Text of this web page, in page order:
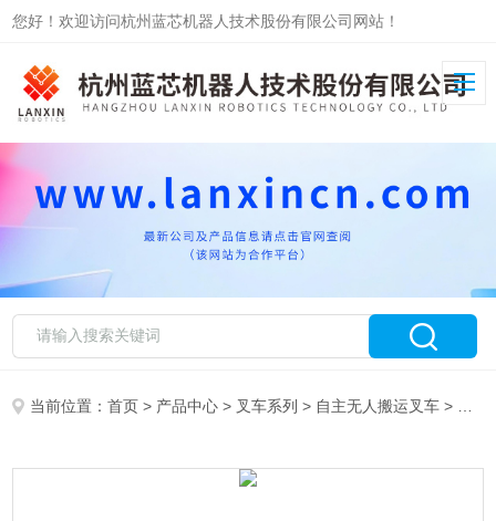
您好！欢迎访问杭州蓝芯机器人技术股份有限公司网站！
当前位置：首页 > 产品中心 > 叉车系列 > 自主无人搬运叉车 > 自主无人搬运叉车